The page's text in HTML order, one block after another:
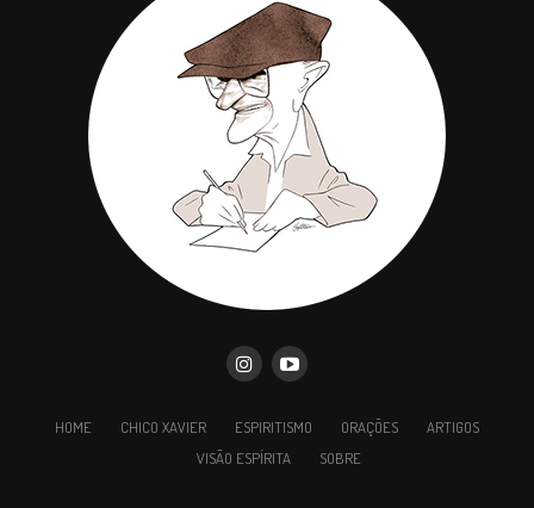
Recorda que roda dor, como toda nuvem, forma-
Se outros gritam e oprimem, espancam e
amaldiçoam, acalma-te e espera…
HOME CHICO XAVIER ESPIRITISMO ORAÇÕES
ARTIGOS
VISÃO ESPÍRITA
SOBRE